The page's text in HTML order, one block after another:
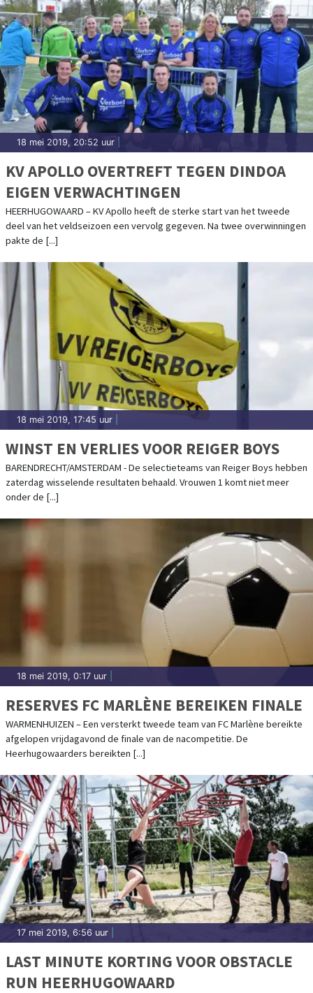
18 mei 2019, 20:52 uur
KV APOLLO OVERTREFT TEGEN DINDOA
EIGEN VERWACHTINGEN
HEERHUGOWAARD – KV Apollo heeft de sterke start van het tweede
deel van het veldseizoen een vervolg gegeven. Na twee overwinningen
pakte de [...]
18 mei 2019, 17:45 uur
WINST EN VERLIES VOOR REIGER BOYS
BARENDRECHT/AMSTERDAM - De selectieteams van Reiger Boys hebben
zaterdag wisselende resultaten behaald. Vrouwen 1 komt niet meer
onder de [...]
18 mei 2019, 0:17 uur
RESERVES FC MARLÈNE BEREIKEN FINALE
WARMENHUIZEN – Een versterkt tweede team van FC Marlène bereikte
afgelopen vrijdagavond de finale van de nacompetitie. De
Heerhugowaarders bereikten [...]
17 mei 2019, 6:56 uur
LAST MINUTE KORTING VOOR OBSTACLE
RUN HEERHUGOWAARD